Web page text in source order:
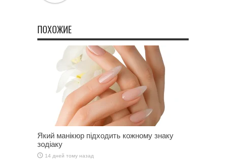
ПОХОЖИЕ
Який манікюр підходить кожному знаку
зодіаку
14 дней тому назад